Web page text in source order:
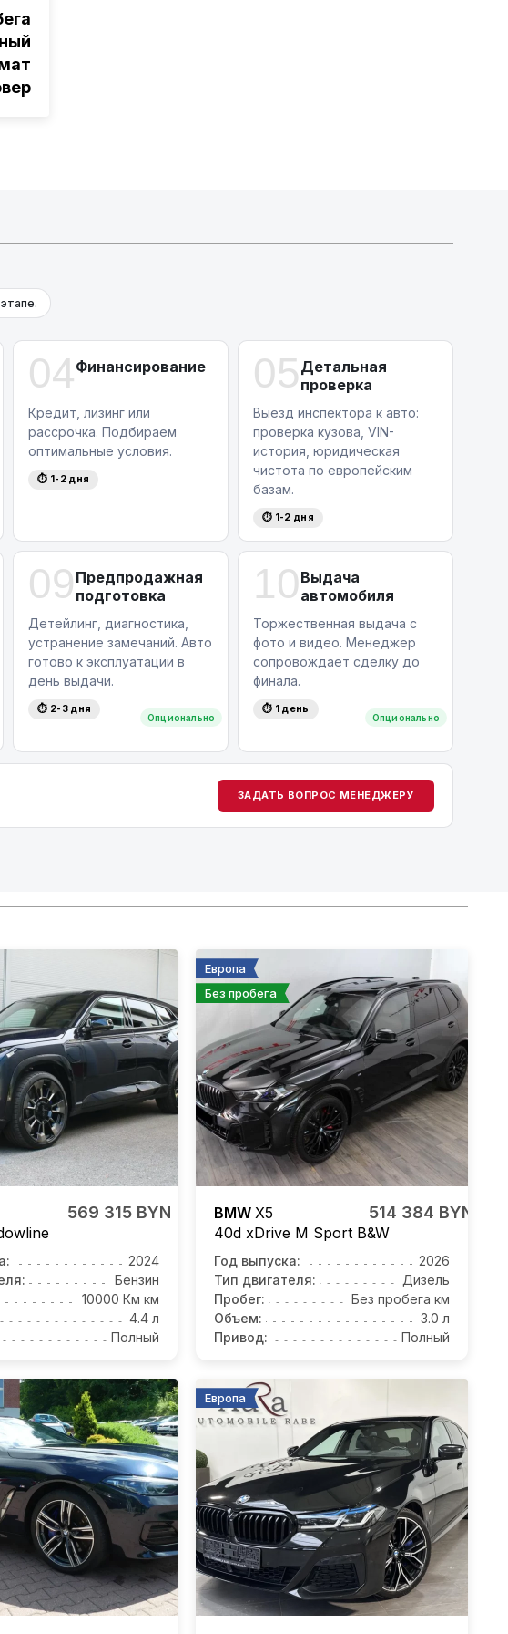
04Финансирование
Кредит, лизинг или
рассрочка. Подбираем
оптимальные условия.
⏱ 1-2 дня
05 Детальная
проверка
Выезд инспектора к авто:
проверка кузова, VIN-
история, юридическая
чистота по европейским
базам.
⏱ 1-2 дня
09 Предпродажная
подготовка
Опционально
Детейлинг, диагностика,
устранение замечаний. Авто
готово к эксплуатации в
день выдачи.
⏱ 2-3 дня
10 Выдача
автомобиля
Опционально
Торжественная выдача с
фото и видео. Менеджер
сопровождает сделку до
финала.
⏱ 1 день
ЗАДАТЬ ВОПРОС МЕНЕДЖЕРУ
569 315 BYN
2024
Бензин
10000 Км км
4.4 л
Полный
Европа
Без пробега
BMW X5
40d xDrive M Sport B&W
514 384 BYN
Год выпуска:
2026
Тип двигателя:
Дизель
Пробег:
Без пробега км
Объем:
3.0 л
Привод:
Полный
Европа